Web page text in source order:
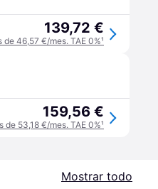
139,72 €
de 46,57 €/mes. TAE 0%¹
159,56 €
de 53,18 €/mes. TAE 0%¹
Mostrar todo